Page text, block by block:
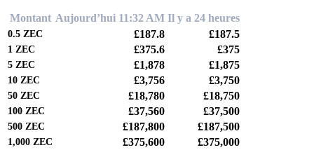
Montant Aujourd’hui 11:32 AM Il y a 24 heures
0.5 ZEC £187.8 £187.5
1 ZEC £375.6 £375
5 ZEC £1,878 £1,875
10 ZEC £3,756 £3,750
50 ZEC £18,780 £18,750
100 ZEC £37,560 £37,500
500 ZEC £187,800 £187,500
1,000 ZEC £375,600 £375,000